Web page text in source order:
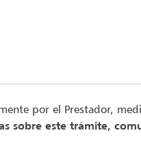
por el Prestador,
sobre este trámite,